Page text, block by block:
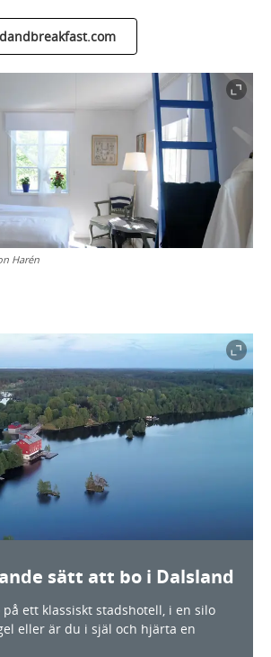
Harén
sätt att bo i Dalsland
ett klassiskt stadshotell, i en silo
eller är du i själ och hjärta en